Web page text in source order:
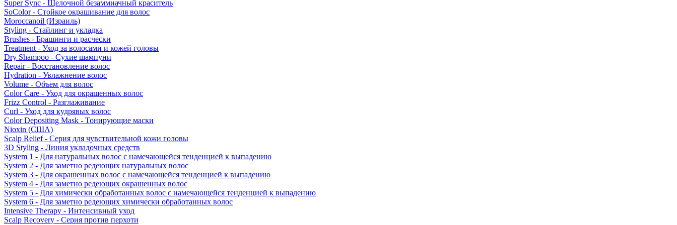
Super Sync - Щелочной безаммиачный краситель
SoColor - Стойкое окрашивание для волос
Moroccanoil (Израиль)
Styling - Стайлинг и укладка
Brushes - Брашинги и расчески
Treatment - Уход за волосами и кожей головы
Dry Shampoo - Сухие шампуни
Repair - Восстановление волос
Hydration - Увлажнение волос
Volume - Объем для волос
Color Care - Уход для окрашенных волос
Frizz Control - Разглаживание
Curl - Уход для кудрявых волос
Color Depositing Mask - Тонирующие маски
Nioxin (США)
Scalp Relief - Серия для чувствительной кожи головы
3D Styling - Линия укладочных средств
System 1 - Для натуральных волос с намечающейся тенденцией к выпадению
System 2 - Для заметно редеющих натуральных волос
System 3 - Для окрашенных волос с намечающейся тенденцией к выпадению
System 4 - Для заметно редеющих окрашенных волос
System 5 - Для химически обработанных волос с намечающейся тенденцией к выпадению
System 6 - Для заметно редеющих химически обработанных волос
Intensive Therapy - Интенсивный уход
Scalp Recovery - Серия против перхоти